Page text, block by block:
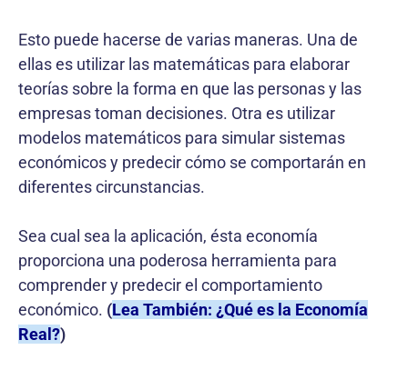
Esto puede hacerse de varias maneras. Una de
ellas es utilizar las matemáticas para elaborar
teorías sobre la forma en que las personas y las
empresas toman decisiones. Otra es utilizar
modelos matemáticos para simular sistemas
económicos y predecir cómo se comportarán en
diferentes circunstancias.
Sea cual sea la aplicación, ésta economía
proporciona una poderosa herramienta para
comprender y predecir el comportamiento
económico. (Lea También: ¿Qué es la Economía
Real?)